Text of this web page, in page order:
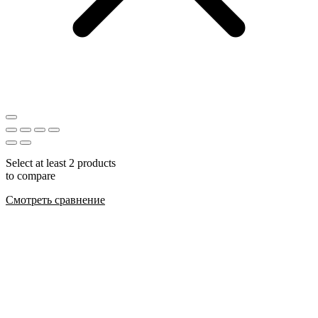
Select at least 2 products
to compare
Смотреть сравнение